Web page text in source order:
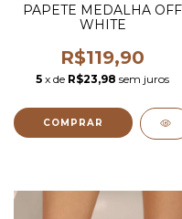
PAPETE MEDALHA OFF
WHITE
R$119,90
5 x de R$23,98 sem juros
COMPRAR